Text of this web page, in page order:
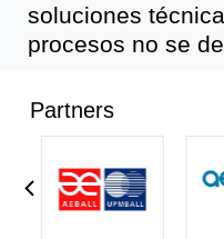
soluciones
procesos no se
Partners